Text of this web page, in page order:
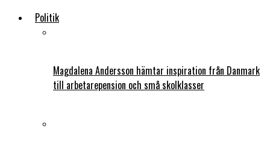
Politik
Magdalena Andersson hämtar inspiration från Danmark
till arbetarepension och små skolklasser